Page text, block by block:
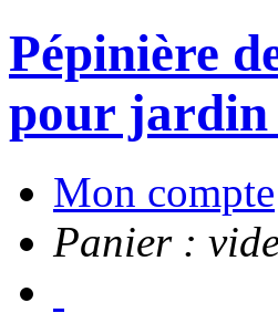
Pépinière
pour jardin
Mon compte
Panier :